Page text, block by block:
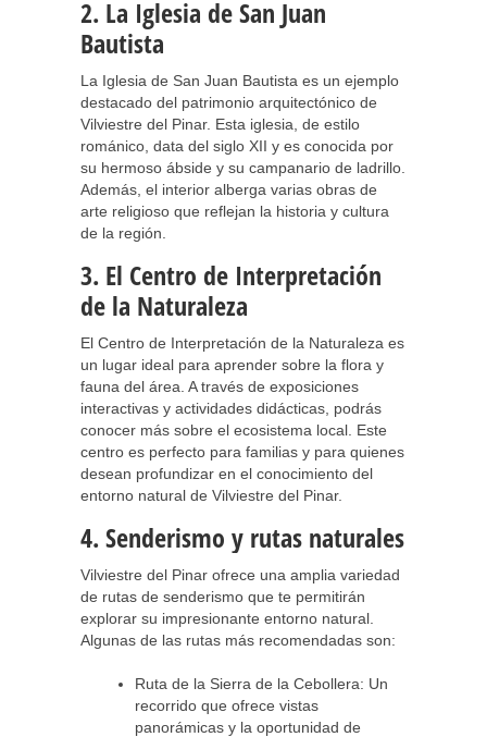
2. La Iglesia de San Juan
Bautista
La Iglesia de San Juan Bautista es un ejemplo
destacado del patrimonio arquitectónico de
Vilviestre del Pinar. Esta iglesia, de estilo
románico, data del siglo XII y es conocida por
su hermoso ábside y su campanario de ladrillo.
Además, el interior alberga varias obras de
arte religioso que reflejan la historia y cultura
de la región.
3. El Centro de Interpretación
de la Naturaleza
El Centro de Interpretación de la Naturaleza es
un lugar ideal para aprender sobre la flora y
fauna del área. A través de exposiciones
interactivas y actividades didácticas, podrás
conocer más sobre el ecosistema local. Este
centro es perfecto para familias y para quienes
desean profundizar en el conocimiento del
entorno natural de Vilviestre del Pinar.
4. Senderismo y rutas naturales
Vilviestre del Pinar ofrece una amplia variedad
de rutas de senderismo que te permitirán
explorar su impresionante entorno natural.
Algunas de las rutas más recomendadas son:
Ruta de la Sierra de la Cebollera: Un
recorrido que ofrece vistas
panorámicas y la oportunidad de